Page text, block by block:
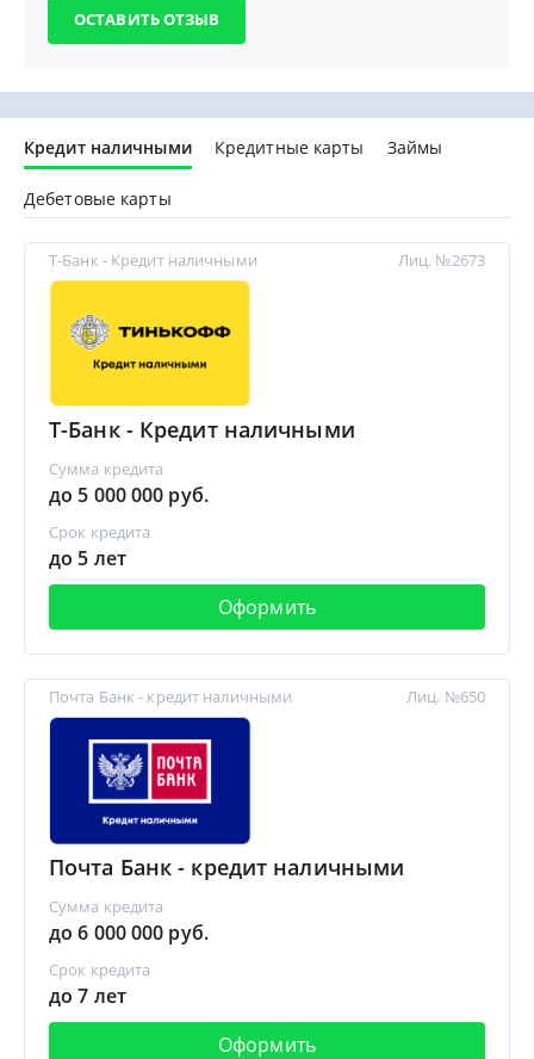
Кредит наличными Кредитные карты Займы
Дебетовые карты
Т-Банк - Кредит наличными
Т-Банк - Кредит наличными
Сумма кредита
до 5 000 000 руб.
Срок кредита
до 5 лет
Оформить
Лиц. №2673
Почта Банк - кредит наличными
Почта Банк - кредит наличными
Сумма кредита
до 6 000 000 руб.
Срок кредита
до 7 лет
Оформить
Лиц. №650